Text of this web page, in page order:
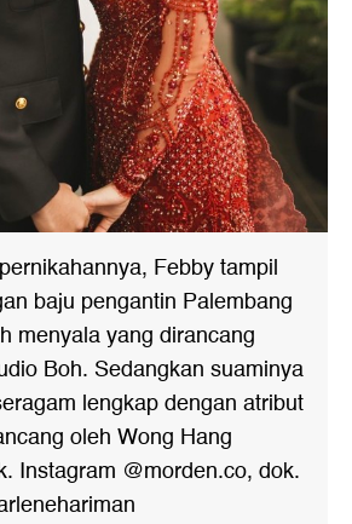
Febby tampil
baju pengantin Palembang
menyala yang dirancang
Boh. Sedangkan suaminya
lengkap dengan atribut
oleh Wong Hang
Instagram @morden.co, dok.